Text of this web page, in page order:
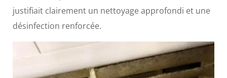
justifiait clairement un nettoyage approfondi et une
désinfection renforcée.